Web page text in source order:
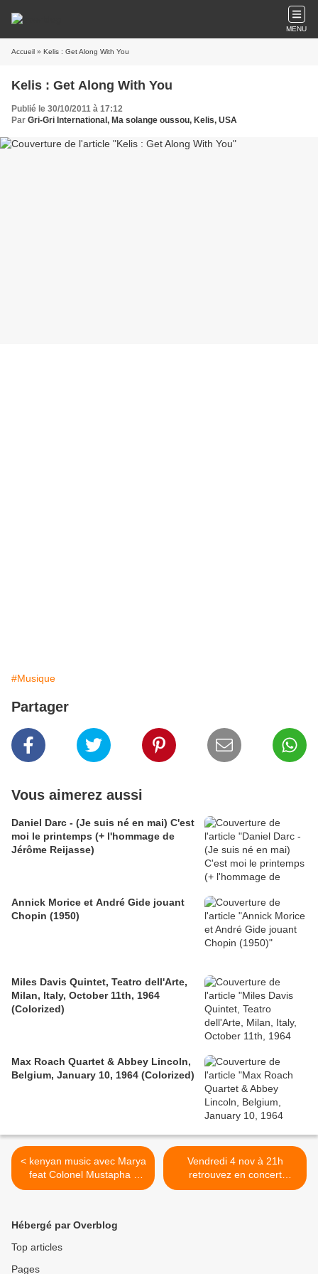
MENU
Accueil » Kelis : Get Along With You
Kelis : Get Along With You
Publié le 30/10/2011 à 17:12
Par Gri-Gri International, Ma solange oussou, Kelis, USA
#Musique
Partager
Vous aimerez aussi
Daniel Darc - (Je suis né en mai) C'est
moi le printemps (+ l'hommage de
Jérôme Reijasse)
Annick Morice et André Gide jouant
Chopin (1950)
Miles Davis Quintet, Teatro dell'Arte,
Milan, Italy, October 11th, 1964
(Colorized)
Max Roach Quartet & Abbey Lincoln,
Belgium, January 10, 1964 (Colorized)
< kenyan music avec Marya
feat Colonel Mustapha -
Hey Baby
Vendredi 4 nov à 21h
retrouvez en concert
AGANA à l'Olympic Café
Hébergé par Overblog
Top articles
Pages